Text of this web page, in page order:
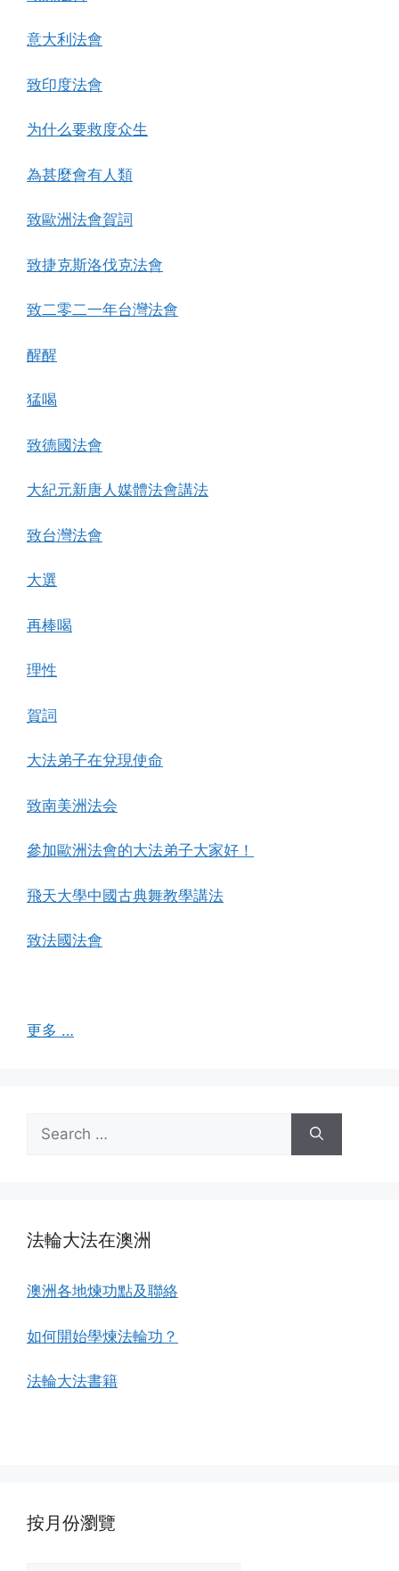
意大利法會
致印度法會
为什么要救度众生
為甚麼會有人類
致歐洲法會賀詞
致捷克斯洛伐克法會
致二零二一年台灣法會
醒醒
猛喝
致德國法會
大紀元新唐人媒體法會講法
致台灣法會
大選
再棒喝
理性
賀詞
大法弟子在兌現使命
致南美洲法会
參加歐洲法會的大法弟子大家好！
飛天大學中國古典舞教學講法
致法國法會
更多 …
Search
for:
法輪大法在澳洲
澳洲各地煉功點及聯絡
如何開始學煉法輪功？
法輪大法書籍
按月份瀏覽